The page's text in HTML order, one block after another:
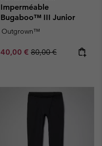
Imperméable
Bugaboo™ III Junior
Outgrown™
Sale price:
40,00 € Regular price:
80,00 €